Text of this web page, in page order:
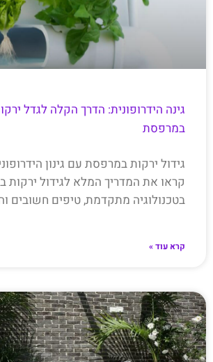
גינה הידרופונית: הדרך הקלה לגדל
במרפסת
גידול ירקות במרפסת עם גינון
קראו את המדריך המלא לגידול ירקות
בטכנולוגיה מתקדמת, טיפים חשובים
קרא עוד »